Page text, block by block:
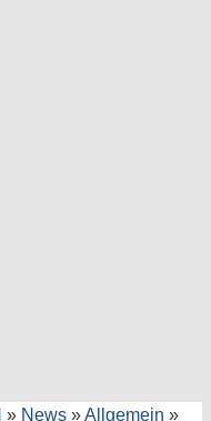
» News »Allgemein »